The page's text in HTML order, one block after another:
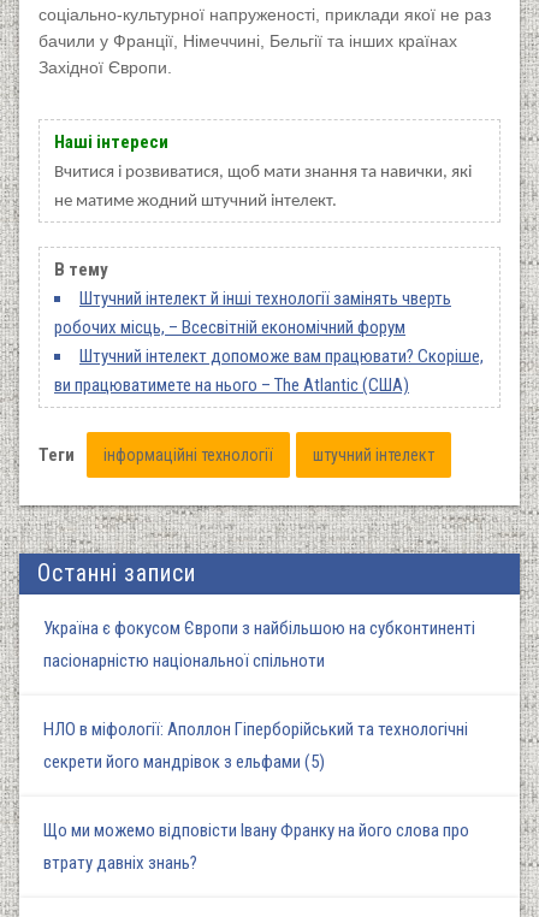
соціально-культурної напруженості, приклади якої не раз
бачили у Франції, Німеччині, Бельгії та інших країнах
Західної Європи.
Наші інтереси
Вчитися і розвиватися, щоб мати знання та навички, які
не матиме жодний штучний інтелект.
В тему
Штучний інтелект й інші технології замінять чверть
робочих місць, – Всесвітній економічний форум
Штучний інтелект допоможе вам працювати? Скоріше,
ви працюватимете на нього – The Atlantic (США)
Теги інформаційні технології штучний інтелект
Останні записи
Україна є фокусом Європи з найбільшою на субконтиненті
пасіонарністю національної спільноти
НЛО в міфології: Аполлон Гіперборійський та технологічні
секрети його мандрівок з ельфами (5)
Що ми можемо відповісти Івану Франку на його слова про
втрату давніх знань?